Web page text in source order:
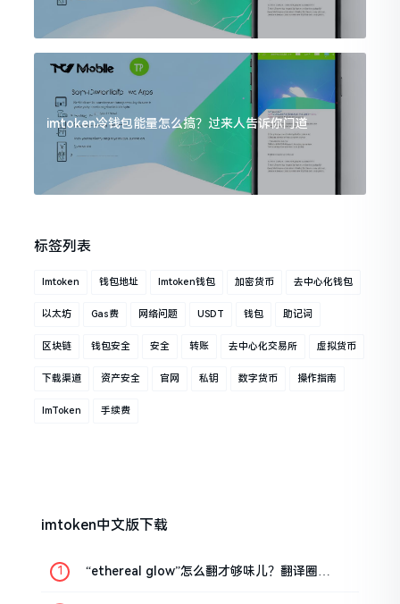
imtoken冷钱包能量怎么搞？过来人告诉你门道
标签列表
Imtoken 钱包地址 Imtoken钱包 加密货币 去中心化钱包
以太坊 Gas费 网络问题 USDT 钱包 助记词
区块链 钱包安全 安全 转账 去中心化交易所 虚拟货币
下载渠道 资产安全 官网 私钥 数字货币 操作指南
ImToken 手续费
imtoken中文版下载
“ethereal glow”怎么翻才够味儿？翻译圈老